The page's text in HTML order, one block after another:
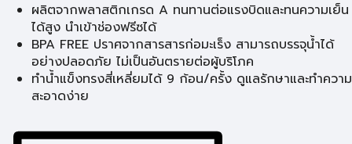
ผลิตจากพลาสติกเกรด A ทนทานต่อแรงบิดและทนความเย็น
ได้สูง นำเข้าช่องฟรีซได้
BPA FREE ปราศจากสารสารก่อมะเร็ง สามารถบรรจุน้ำได้
อย่างปลอดภัย ไม่เป็นอันตรายต่อผู้บริโภค
ทำน้ำแข็งทรงสี่เหลี่ยมได้ 9 ก้อน/ครั้ง ดูแลรักษาและทำความ
สะอาดง่าย